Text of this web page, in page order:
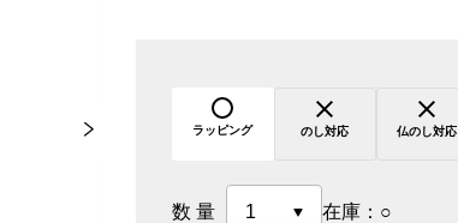
ラッピング のし対応 仏のし対応
数量 在庫： ○